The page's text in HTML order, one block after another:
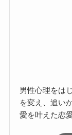
男性心理をは
を変え、追い
愛を叶えた恋